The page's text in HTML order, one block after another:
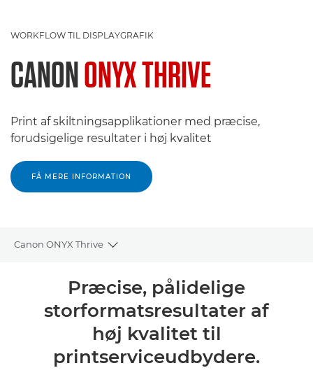
WORKFLOW TIL DISPLAYGRAFIK
CANONONYX THRIVE
Print af skiltningsapplikationer med præcise,
forudsigelige resultater i høj kvalitet
FÅ MERE INFORMATION
Canon ONYX Thrive
Toggle breadcrumbs
Specifikationer
Præcise, pålidelige
storformatsresultater af
høj kvalitet til
printserviceudbydere.